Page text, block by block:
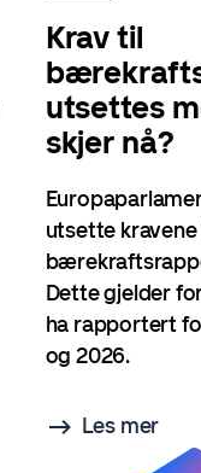
Krav til
utsettes
skjer nå?
utsette
Dette gjelder
ha rapportert
og 2026.
Les mer